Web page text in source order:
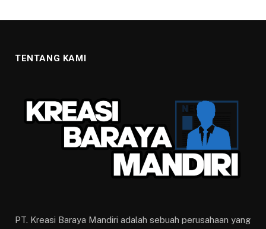
TENTANG KAMI
PT. Kreasi Baraya Mandiri adalah sebuah perusahaan yang